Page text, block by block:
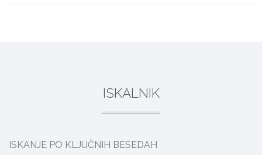
ISKALNIK
ISKANJE PO KLJUČNIH BESEDAH